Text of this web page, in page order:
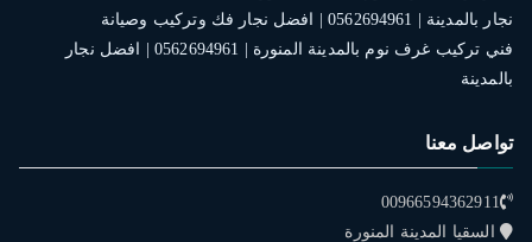
نجار بالمدينة | 0562694961 | افضل نجار فك وتركيب وصيانة
فني تركيب غرف نوم بالمدينة المنورة | 0562694961 | افضل نجار
بالمدينة
تواصل معنا
00966594362911
السقيا المدينة المنورة